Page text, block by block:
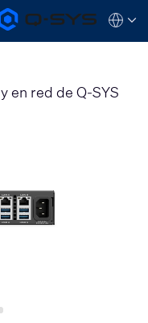
en red de Q-SYS